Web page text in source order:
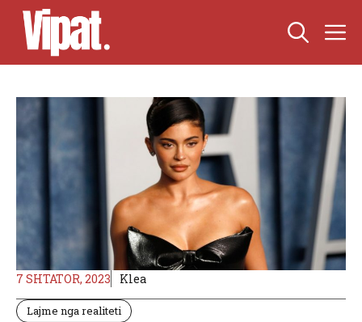
Skip
content
7 SHTATOR, 2023 Klea
Lajme nga realiteti